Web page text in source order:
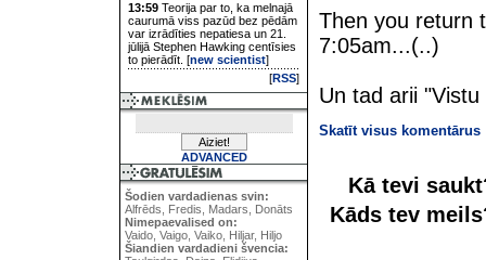
13:59 Teorija par to, ka melnajā
caurumā viss pazūd bez pēdām
var izrādīties nepatiesa un 21.
jūlijā Stephen Hawking centīsies
to pierādīt. [new scientist]
[RSS]
ADVANCED
Šodien vardadienas svin:
Alfrēds, Fredis, Madars, Donāts
Nimepaevalised on:
Vaido, Vaigo, Vaiko, Hiljar, Hiljo
Šiandien vardadieni švencia:
Then you return
7:05am...(..)
Un tad arii
Skatīt visus komentārus
Kā tevi
Kāds tev